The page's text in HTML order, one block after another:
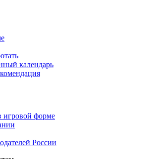
календарь
игровой форме
России